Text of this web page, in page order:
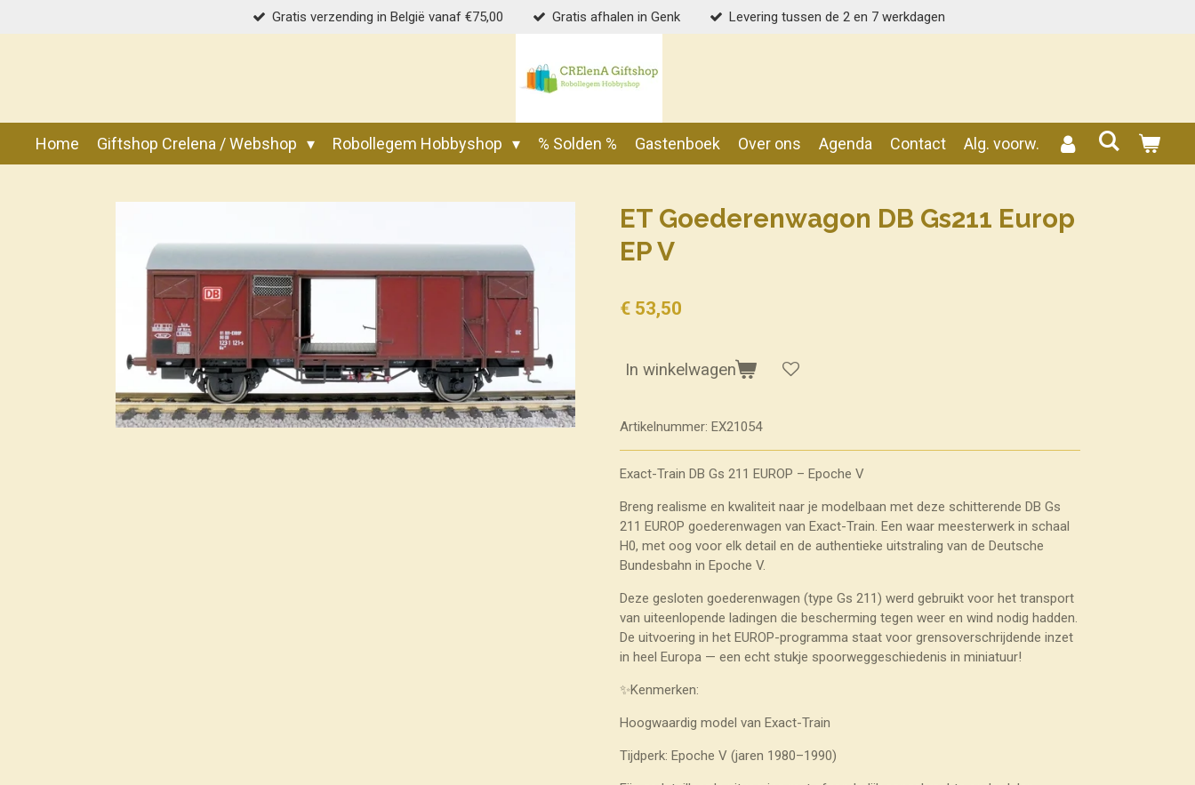
direct
Gratis verzending in België vanaf €75,00 Gratis afhalen in Genk Levering tussen de 2 en 7 werkdagen
Home Giftshop Crelena / Webshop Robollegem Hobbyshop % Solden % Gastenboek Over ons Agenda Contact Alg. voorw.
ET Goederenwagon DB Gs211 Europ
EP V
€ 53,50
In winkelwagen
Artikelnummer: EX21054
Exact-Train DB Gs 211 EUROP – Epoche V
Breng realisme en kwaliteit naar je modelbaan met deze schitterende DB Gs
211 EUROP goederenwagen van Exact-Train. Een waar meesterwerk in schaal
H0, met oog voor elk detail en de authentieke uitstraling van de Deutsche
Bundesbahn in Epoche V.
Deze gesloten goederenwagen (type Gs 211) werd gebruikt voor het transport
van uiteenlopende ladingen die bescherming tegen weer en wind nodig hadden.
De uitvoering in het EUROP-programma staat voor grensoverschrijdende inzet
in heel Europa — een echt stukje spoorweggeschiedenis in miniatuur!
✨Kenmerken:
Hoogwaardig model van Exact-Train
Tijdperk: Epoche V (jaren 1980–1990)